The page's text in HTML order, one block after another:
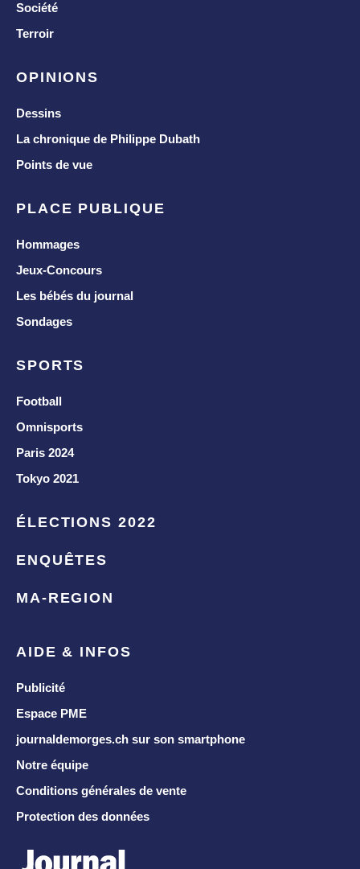
Société
Terroir
OPINIONS
Dessins
La chronique de Philippe Dubath
Points de vue
PLACE PUBLIQUE
Hommages
Jeux-Concours
Les bébés du journal
Sondages
SPORTS
Football
Omnisports
Paris 2024
Tokyo 2021
ÉLECTIONS 2022
ENQUÊTES
MA-REGION
AIDE & INFOS
Publicité
Espace PME
journaldemorges.ch sur son smartphone
Notre équipe
Conditions générales de vente
Protection des données